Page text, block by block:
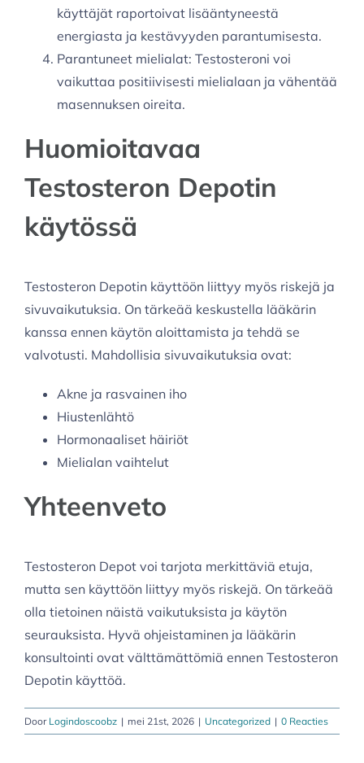
käyttäjät raportoivat lisääntyneestä
energiasta ja kestävyyden parantumisesta.
Parantuneet mielialat: Testosteroni voi
vaikuttaa positiivisesti mielialaan ja vähentää
masennuksen oireita.
Huomioitavaa
Testosteron Depotin
käytössä
Testosteron Depotin käyttöön liittyy myös riskejä ja
sivuvaikutuksia. On tärkeää keskustella lääkärin
kanssa ennen käytön aloittamista ja tehdä se
valvotusti. Mahdollisia sivuvaikutuksia ovat:
Akne ja rasvainen iho
Hiustenlähtö
Hormonaaliset häiriöt
Mielialan vaihtelut
Yhteenveto
Testosteron Depot voi tarjota merkittäviä etuja,
mutta sen käyttöön liittyy myös riskejä. On tärkeää
olla tietoinen näistä vaikutuksista ja käytön
seurauksista. Hyvä ohjeistaminen ja lääkärin
konsultointi ovat välttämättömiä ennen Testosteron
Depotin käyttöä.
Door Logindoscoobz | mei 21st, 2026 | Uncategorized | 0 Reacties